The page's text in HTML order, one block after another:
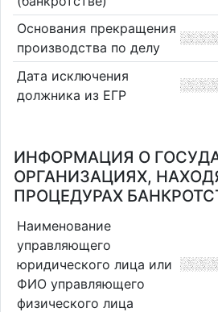
Основания прекращения
производства по делу
Дата исключения
должника из ЕГР
ИНФОРМАЦИЯ О
ОРГАНИЗАЦИЯХ,
ПРОЦЕДУРАХ
Наименование
управляющего
юридического лица или
ФИО управляющего
физического лица